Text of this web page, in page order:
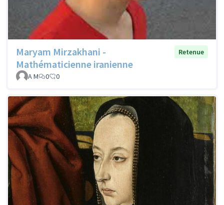
Maryam Mirzakhani -
Mathématicienne iranienne
Retenue
A M 0 0